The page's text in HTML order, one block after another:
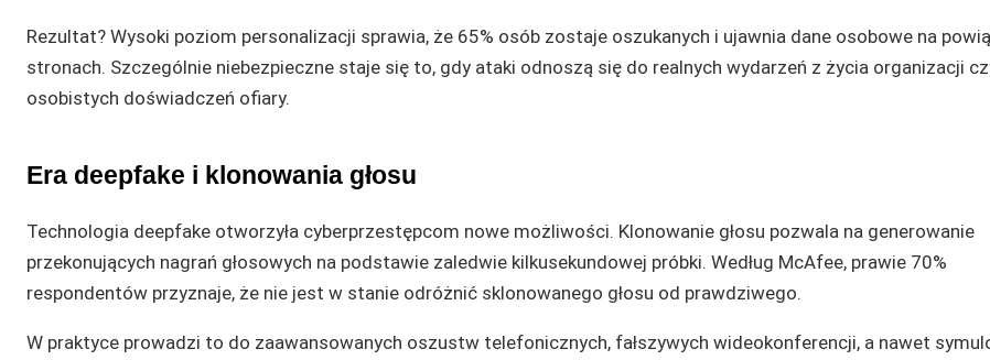
Rezultat? Wysoki poziom personalizacji sprawia, że 65% osób zostaje oszukanych i ujawnia dane osobowe na
stronach. Szczególnie niebezpieczne staje się to, gdy ataki odnoszą się do realnych wydarzeń z życia organizacji
osobistych doświadczeń ofiary.
Era deepfake i klonowania głosu
Technologia deepfake otworzyła cyberprzestępcom nowe możliwości. Klonowanie głosu pozwala na generowanie
przekonujących nagrań głosowych na podstawie zaledwie kilkusekundowej próbki. Według McAfee, prawie 70%
respondentów przyznaje, że nie jest w stanie odróżnić sklonowanego głosu od prawdziwego.
W praktyce prowadzi to do zaawansowanych oszustw telefonicznych, fałszywych wideokonferencji, a nawet